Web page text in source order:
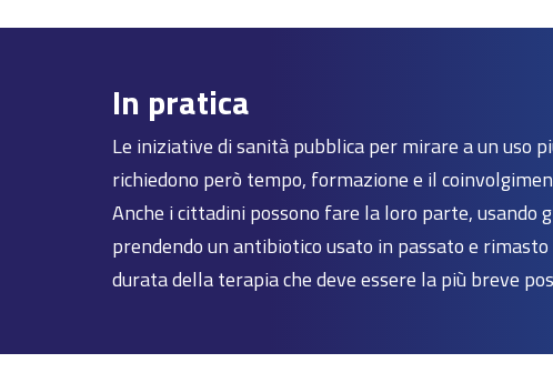
In pratica
Le iniziative di sanità pubblica per mirare a un uso
richiedono però tempo, formazione e il
Anche i cittadini possono fare la loro parte, usando
prendendo un antibiotico usato in passato e
durata della terapia che deve essere la più breve